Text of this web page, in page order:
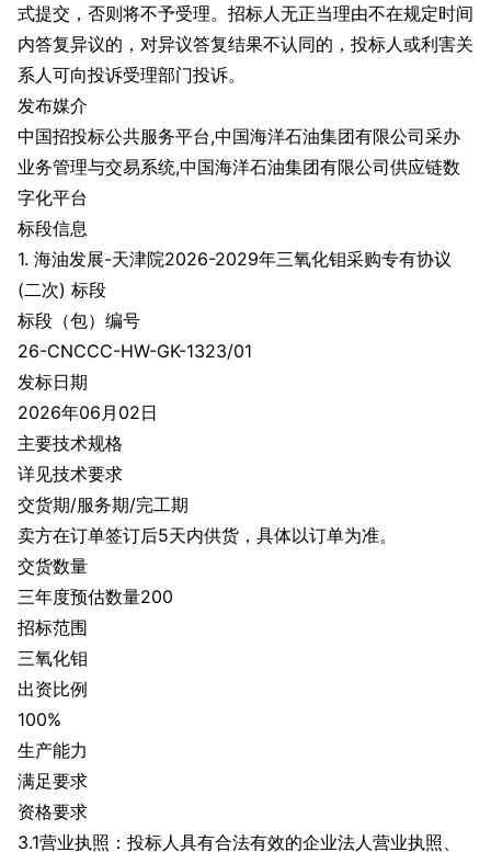
式提交，否则将不予受理。招标人无正当理由不在规定时间
内答复异议的，对异议答复结果不认同的，投标人或利害关
系人可向投诉受理部门投诉。
发布媒介
中国招投标公共服务平台,中国海洋石油集团有限公司采办
业务管理与交易系统,中国海洋石油集团有限公司供应链数
字化平台
标段信息
1. 海油发展-天津院2026-2029年三氧化钼采购专有协议
(二次) 标段
标段（包）编号
26-CNCCC-HW-GK-1323/01
发标日期
2026年06月02日
主要技术规格
详见技术要求
交货期/服务期/完工期
卖方在订单签订后5天内供货，具体以订单为准。
交货数量
三年度预估数量200
招标范围
三氧化钼
出资比例
100%
生产能力
满足要求
资格要求
3.1营业执照：投标人具有合法有效的企业法人营业执照、